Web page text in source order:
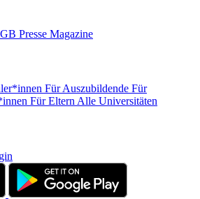
Presse Magazine
Für Auszubildende Für
Für Eltern Alle Universitäten